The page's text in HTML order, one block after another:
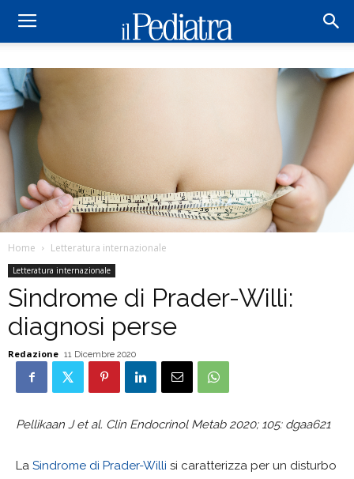
Home Letteratura internazionale
Letteratura internazionale
Sindrome di Prader-Willi:
diagnosi perse
Redazione 11 Dicembre 2020
Pellikaan J et al. Clin Endocrinol Metab 2020; 105: dgaa621
La Sindrome di Prader-Willi si caratterizza per un disturbo